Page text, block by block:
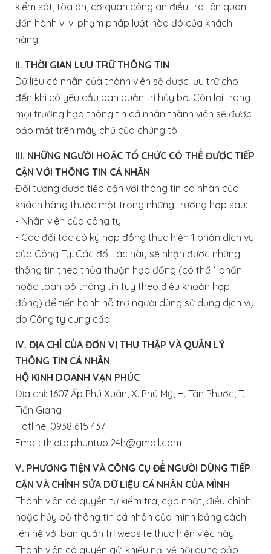
kiểm sát, tòa án, cơ quan công an điều tra liên quan
đến hành vi vi phạm pháp luật nào đó của khách
hàng.
II. THỜI GIAN LƯU TRỮ THÔNG TIN
Dữ liệu cá nhân của thành viên sẽ được lưu trữ cho
đến khi có yêu cầu ban quản trị hủy bỏ. Còn lại trong
mọi trường hợp thông tin cá nhân thành viên sẽ được
bảo mật trên máy chủ của chúng tôi.
III. NHỮNG NGƯỜI HOẶC TỔ CHỨC CÓ THỂ ĐƯỢC TIẾP
CẬN VỚI THÔNG TIN CÁ NHÂN
Đối tượng được tiếp cận với thông tin cá nhân của
khách hàng thuộc một trong những trường hợp sau:
- Nhân viên của công ty
- Các đối tác có ký hợp đồng thực hiện 1 phần dịch vụ
của Công Ty. Các đối tác này sẽ nhận được những
thông tin theo thỏa thuận hợp đồng (có thể 1 phần
hoặc toàn bộ thông tin tuy theo điều khoản hợp
đồng) để tiến hành hỗ trợ người dùng sử dụng dịch vụ
do Công ty cung cấp.
IV. ĐỊA CHỈ CỦA ĐƠN VỊ THU THẬP VÀ QUẢN LÝ
THÔNG TIN CÁ NHÂN
HỘ KINH DOANH VẠN PHÚC
Địa chỉ: 1607 Ấp Phú Xuân, X. Phú Mỹ, H. Tân Phước, T.
Tiền Giang
Hotline: 0938 615 437
Email: thietbiphuntuoi24h@gmail.com
V. PHƯƠNG TIỆN VÀ CÔNG CỤ ĐỂ NGƯỜI DÙNG TIẾP
CẬN VÀ CHỈNH SỬA DỮ LIỆU CÁ NHÂN CỦA MÌNH
Thành viên có quyền tự kiểm tra, cập nhật, điều chỉnh
hoặc hủy bỏ thông tin cá nhân của mình bằng cách
liên hệ với ban quản trị website thực hiện việc này.
Thành viên có quyền gửi khiếu nại về nội dung bảo